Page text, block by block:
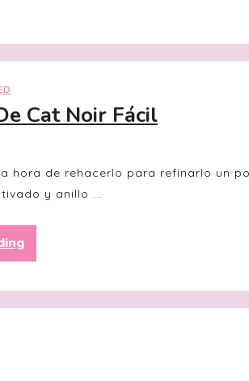
Cat Noir Fácil
hora de rehacerlo para refinarlo un
y anillo ...